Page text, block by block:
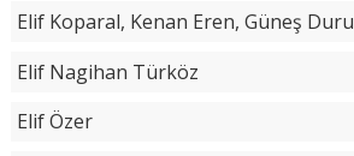
Elif Koparal, Kenan Eren, Güneş Duru
Elif Nagihan Türköz
Elif Özer